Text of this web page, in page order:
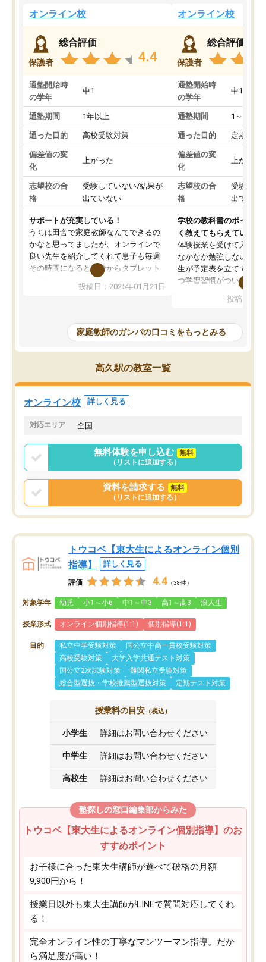
オンライン校
保護者
総合評価
4.4
通塾開始時
の学年
中1
通塾期間 1年以上
通った目的 高校受験対策
偏差値の変
化
上がった
志望校の合
格
受験していない/結果が
出ていない
サポートが充実している！
うちは田舎で家庭教師なんてできるの
かなと思ってましたが、オンラインで
良い先生を紹介してくれて息子も毎週
その時間になると自分からタブレット
を開いてzoomを繋げるようになりまし
た！5科目なんでもOKなのもとても気
めて1年ほどだった今では平均点以上の
科目が増えてきました！あと1年受験ま
であるので無料の週末教室を使用しな
がら頑張って欲しいと思います！
投稿日：2025年01月21日
オンライン校
保護者
総合評価
通塾開始時
の学年
中1
通塾期間 1～3ヵ月
通った目的 定期テス
偏差値の変
化
上がった
志望校の合
格
受験して
出ていな
学校の教科書のポイント
く教えてもらえている
体験授業を受けて入塾し
なかなか勉強しない息子
生が予定表を立ててくれ
つ学習習慣がついてきま
指導が無い日も予定表
問できるのでとても助か
投稿日：
家庭教師のガンバの口コミをもっとみる
高久駅の教室一覧
オンライン校 詳しく見る
対応エリア 全国
無料体験を申し込む
無料
（リストに追加する）
資料を請求する
無料
（リストに追加する）
トウコベ【東大生によるオンライン個別
指導】
詳しく見る
評価 4.4 （38件）
対象学年 幼児 小1～小6 中1～中3 高1～高3 浪人生
授業形式 オンライン個別指導(1:1) 個別指導(1:1)
目的 私立中学受験対策
国公立中高一貫校受験対策
高校受験対策
大学入学共通テスト対策
国公立2次試験対策
難関私立受験対策
総合型選抜・学校推薦型選抜対策
定期テスト対策
授業料の目安 （税込）
小学生 詳細はお問い合わせください
中学生 詳細はお問い合わせください
高校生 詳細はお問い合わせください
塾探しの窓口編集部からみた
トウコベ【東大生によるオンライン個別指導】のお
すすめポイント
お子様に合った東大生講師が選べて破格の月額
9,900円から！
授業日以外も東大生講師がLINEで質問対応してくれ
る！
完全オンライン性の丁寧なマンツーマン指導。だか
ら満足度が高い！